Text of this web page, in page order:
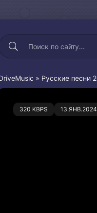
» Русские песни
320 KBPS
0 0